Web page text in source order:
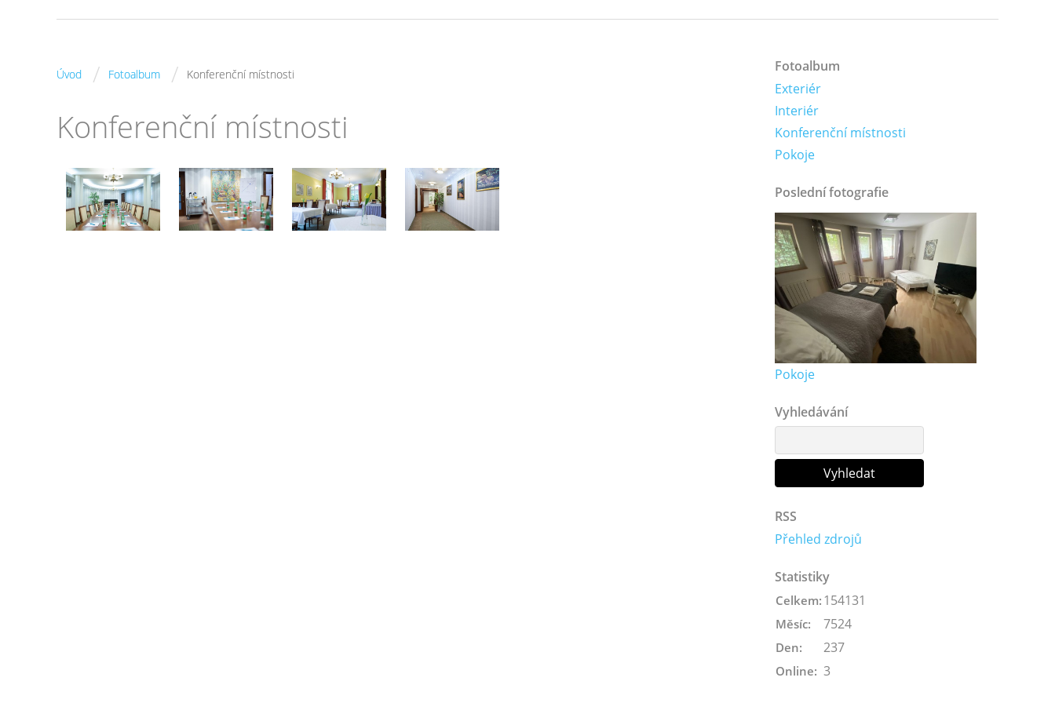
Úvod / Fotoalbum / Konferenční místnosti
Konferenční místnosti
Fotoalbum
Exteriér
Interiér
Konferenční místnosti
Pokoje
Poslední fotografie
Pokoje
Vyhledávání
RSS
Přehled zdrojů
Statistiky
Online: 3
Celkem: 154131
Měsíc: 7524
Den: 237